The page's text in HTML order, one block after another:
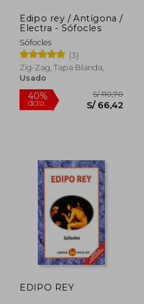
55%
dcto. S/ 62,48
Edipo rey / Antígona /
Electra - Sófocles
Sófocles
(3)
Zig-Zag, Tapa Blanda,
Usado
EDIPO REY